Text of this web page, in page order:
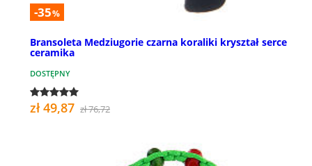
-35%
Bransoleta Medziugorie czarna koraliki kryształ serce
ceramika
DOSTĘPNY
zł 49,87 zł 76,72